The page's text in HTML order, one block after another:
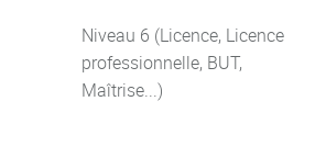
Niveau 6 (Licence, Licence
professionnelle, BUT,
Maîtrise...)